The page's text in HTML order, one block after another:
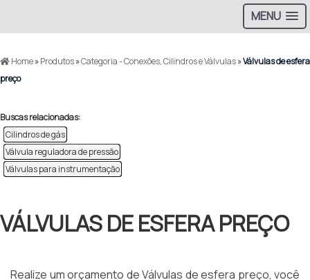
MENU
Home»Produtos»Categoria - Conexões, Cilindros e Válvulas»Válvulas de esfera
preço
Buscas relacionadas:
Cilindros de gás
Válvula reguladora de pressão
Válvulas para instrumentação
VÁLVULAS DE ESFERA PREÇO
Realize um orçamento de Válvulas de esfera preço, você